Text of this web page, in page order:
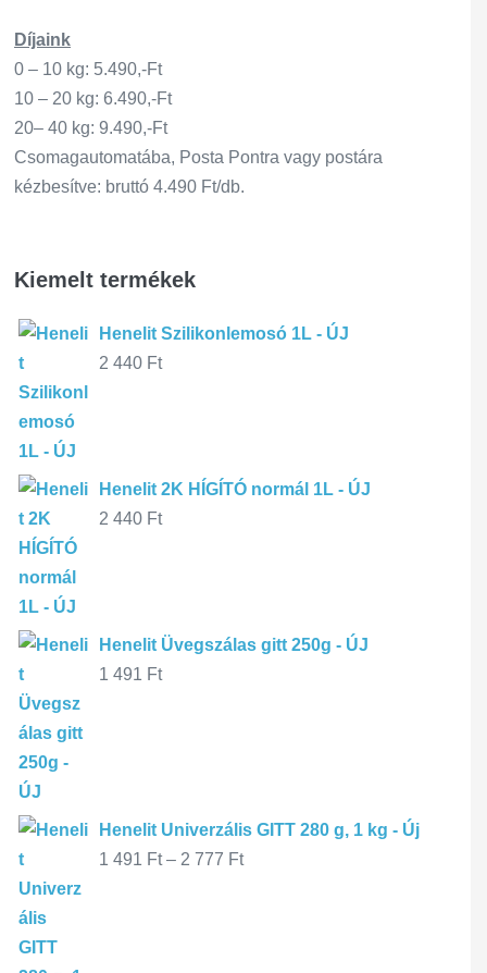
Díjaink
0 – 10 kg: 5.490,-Ft
10 – 20 kg: 6.490,-Ft
20– 40 kg: 9.490,-Ft
Csomagautomatába, Posta Pontra vagy postára
kézbesítve: bruttó 4.490 Ft/db.
Kiemelt termékek
Henelit Szilikonlemosó 1L - ÚJ
2 440 Ft
Henelit 2K HÍGÍTÓ normál 1L - ÚJ
2 440 Ft
Henelit Üvegszálas gitt 250g - ÚJ
1 491 Ft
Henelit Univerzális GITT 280 g, 1 kg - Új
1 491 Ft – 2 777 Ft